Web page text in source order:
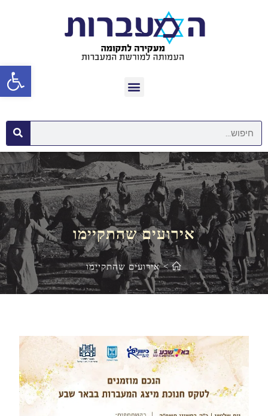
אירועים שהתקיימו
> אירועים שהתקיימו
פתח סרגל נגישות